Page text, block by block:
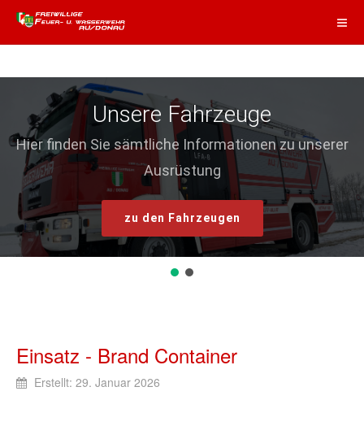
Unsere Fahrzeuge
Hier finden Sie sämtliche Informationen zu unserer
Ausrüstung
zu den Fahrzeugen
Einsatz - Brand Container
Erstellt: 29. Januar 2026